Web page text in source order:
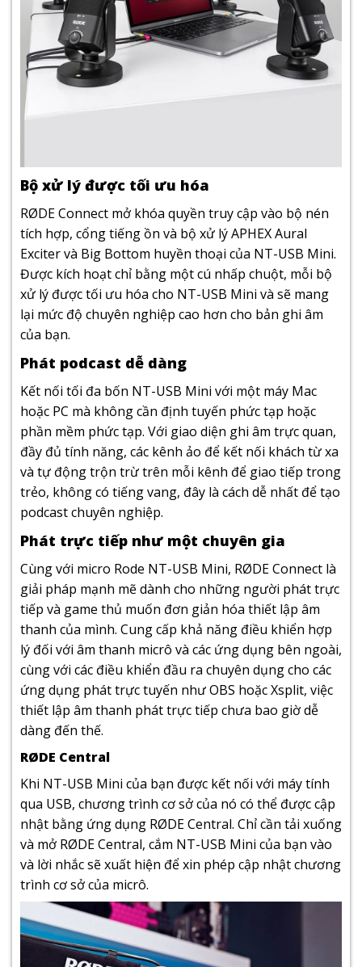
Bộ xử lý được tối ưu hóa
RØDE Connect mở khóa quyền truy cập vào bộ nén
tích hợp, cổng tiếng ồn và bộ xử lý APHEX Aural
Exciter và Big Bottom huyền thoại của NT-USB Mini.
Được kích hoạt chỉ bằng một cú nhấp chuột, mỗi bộ
xử lý được tối ưu hóa cho NT-USB Mini và sẽ mang
lại mức độ chuyên nghiệp cao hơn cho bản ghi âm
của bạn.
Phát podcast dễ dàng
Kết nối tối đa bốn NT-USB Mini với một máy Mac
hoặc PC mà không cần định tuyến phức tạp hoặc
phần mềm phức tạp. Với giao diện ghi âm trực quan,
đầy đủ tính năng, các kênh ảo để kết nối khách từ xa
và tự động trộn trừ trên mỗi kênh để giao tiếp trong
trẻo, không có tiếng vang, đây là cách dễ nhất để tạo
podcast chuyên nghiệp.
Phát trực tiếp như một chuyên gia
Cùng với micro Rode NT-USB Mini, RØDE Connect là
giải pháp mạnh mẽ dành cho những người phát trực
tiếp và game thủ muốn đơn giản hóa thiết lập âm
thanh của mình. Cung cấp khả năng điều khiển hợp
lý đối với âm thanh micrô và các ứng dụng bên ngoài,
cùng với các điều khiển đầu ra chuyên dụng cho các
ứng dụng phát trực tuyến như OBS hoặc Xsplit, việc
thiết lập âm thanh phát trực tiếp chưa bao giờ dễ
dàng đến thế.
RØDE Central
Khi NT-USB Mini của bạn được kết nối với máy tính
qua USB, chương trình cơ sở của nó có thể được cập
nhật bằng ứng dụng RØDE Central. Chỉ cần tải xuống
và mở RØDE Central, cắm NT-USB Mini của bạn vào
và lời nhắc sẽ xuất hiện để xin phép cập nhật chương
trình cơ sở của micrô.